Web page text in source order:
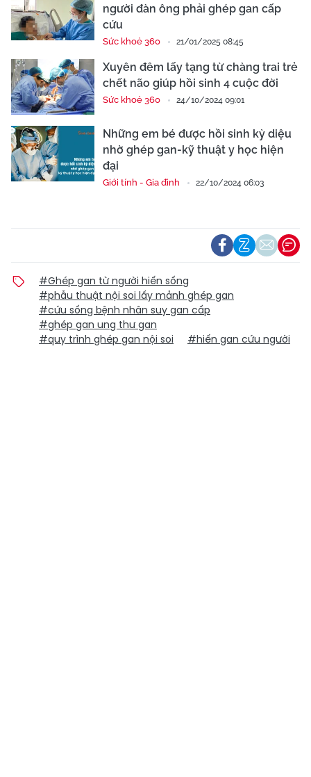
người đàn ông phải ghép gan cấp
cứu
Sức khoẻ 360 21/01/2025 08:45
Xuyên đêm lấy tạng từ chàng trai trẻ
chết não giúp hồi sinh 4 cuộc đời
Sức khoẻ 360 24/10/2024 09:01
Những em bé được hồi sinh kỳ diệu
nhờ ghép gan-kỹ thuật y học hiện
đại
Giới tính - Gia đình 22/10/2024 06:03
#Ghép gan từ người hiến sống
#phẫu thuật nội soi lấy mảnh ghép gan
#cứu sống bệnh nhân suy gan cấp
#ghép gan ung thư gan
#quy trình ghép gan nội soi
#hiến gan cứu người